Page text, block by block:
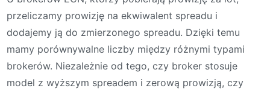
przeliczamy prowizję na ekwiwalent spreadu i
dodajemy ją do zmierzonego spreadu. Dzięki temu
mamy porównywalne liczby między różnymi typami
brokerów. Niezależnie od tego, czy broker stosuje
model z wyższym spreadem i zerową prowizją, czy